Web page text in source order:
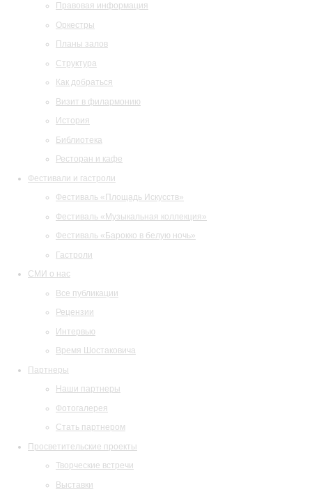
Правовая информация
Оркестры
Планы залов
Структура
Как добраться
Визит в филармонию
История
Библиотека
Ресторан и кафе
Фестивали и гастроли
Фестиваль «Площадь Искусств»
Фестиваль «Музыкальная коллекция»
Фестиваль «Барокко в белую ночь»
Гастроли
СМИ о нас
Все публикации
Рецензии
Интервью
Время Шостаковича
Партнеры
Наши партнеры
Фотогалерея
Стать партнером
Просветительские проекты
Творческие встречи
Выставки